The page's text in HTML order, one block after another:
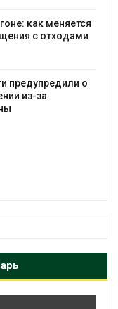
как меняется
с отходами
предупредили о
из-за